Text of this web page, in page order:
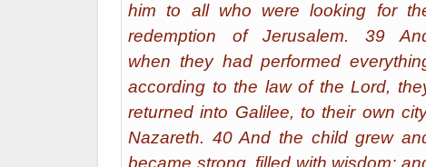
him to all who were looking for
redemption of Jerusalem. 39
when they had performed
according to the law of the Lord,
returned into Galilee, to their own
Nazareth. 40 And the child grew
became strong, filled with wisdom;